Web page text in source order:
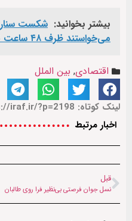
بیشتر بخوانید: شکست
می‌خواستند ظرف ۴۸ ساعت نظام را ساقط کنند
اقتصادی, بین الملل
لینک کوتاه: https://iraf.ir/?p=2198
اخبار مرتبط
قبل
نسل جوان فرصتی بی‌نظیر فرا روی طالبان